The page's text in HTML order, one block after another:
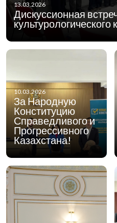
13.03.2026
Дискуссионная
10.03.2026
За Народную
Конституцию
Справедливого и
Прогрессивного
Казахстана!